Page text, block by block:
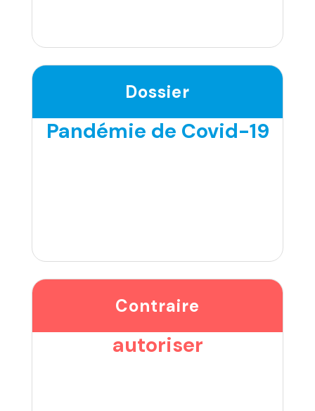
Dossier
Pandémie de Covid-19
Contraire
autoriser